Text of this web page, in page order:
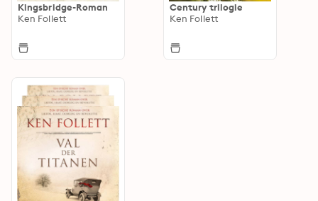
Kingsbridge-Roman
Ken Follett
Century trilogie
Ken Follett